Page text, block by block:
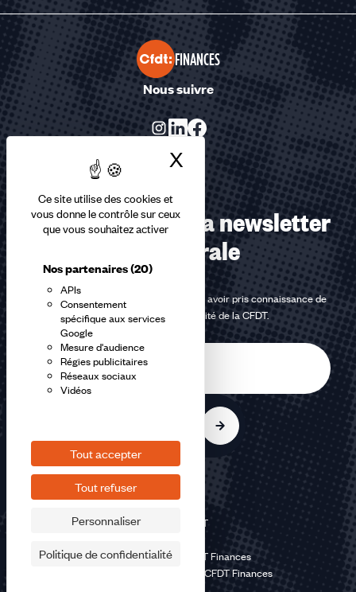
Ce site utilise des cookies et
vous donne le contrôle sur ceux
que vous souhaitez activer
Nos partenaires(20)
APIs
Consentement
spécifique aux services
Google
Mesure d'audience
Régies publicitaires
Réseaux sociaux
Vidéos
Tout accepter
Tout refuser
Personnaliser
Politique de confidentialité
X Masquer le
FINANCES
Nous suivre
Abonnez-vous à la newsletter
confédérale
En m'inscrivant à la newsletter, j'affirme avoir pris connaissance de
lapolitique de confidentialité de la CFDT.
©2026 CFDT
Mentions légales CFDT Finances
Politique de confidentialité CFDT Finances